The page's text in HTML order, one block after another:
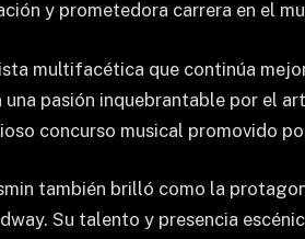
y prometedora carrera en el
multifacética que continúa
pasión inquebrantable por el
concurso musical promovido
también brilló como la
Su talento y presencia